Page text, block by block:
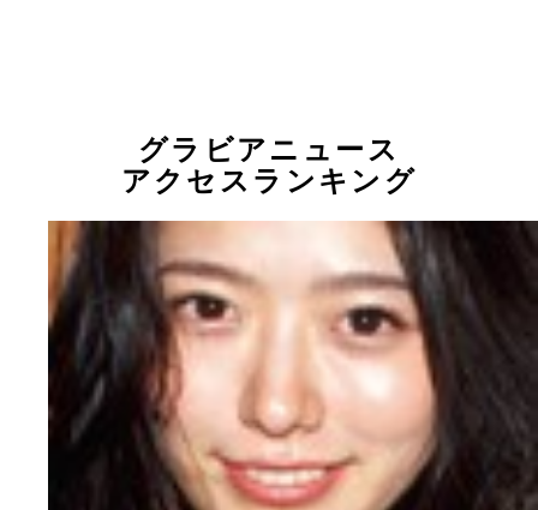
グラビアニュース
アクセスランキング